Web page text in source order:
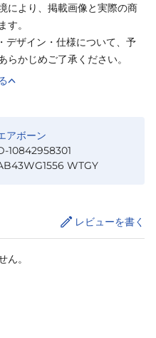
により、掲載画像と実際の商
。
ザイン・仕様について、予
かじめご了承ください。
アボーン
10842958301
WTGY
レビューを書く
。